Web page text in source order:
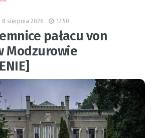
8 sierpnia 2026 17:50
pałacu von
Modzurowie